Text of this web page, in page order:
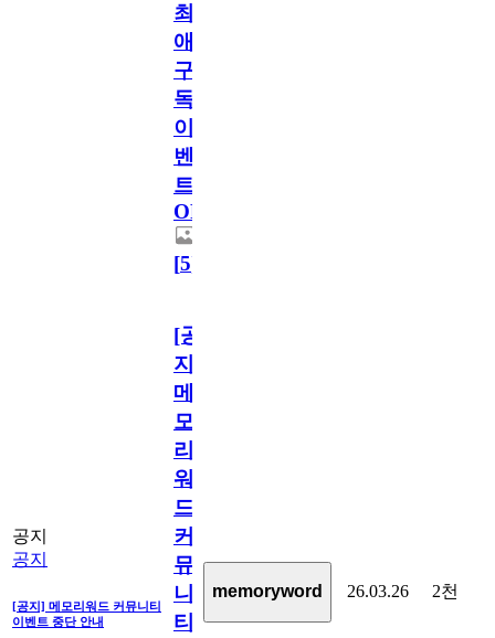
최
애
구
독
이
벤
트
OPEN!
[5]
공지
공지
[공지] 메모리워드 커뮤니티
이벤트 중단 안내
[공
지]
메
모
리
워
드
커
뮤
니
티
memoryword 26.03.26 2천